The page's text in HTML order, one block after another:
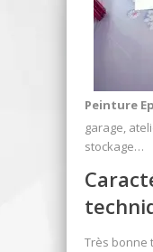
Peinture
garage,
stockage…
Très bonne